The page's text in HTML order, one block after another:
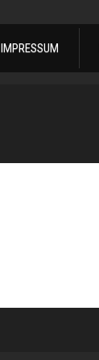
IMPRESSUM